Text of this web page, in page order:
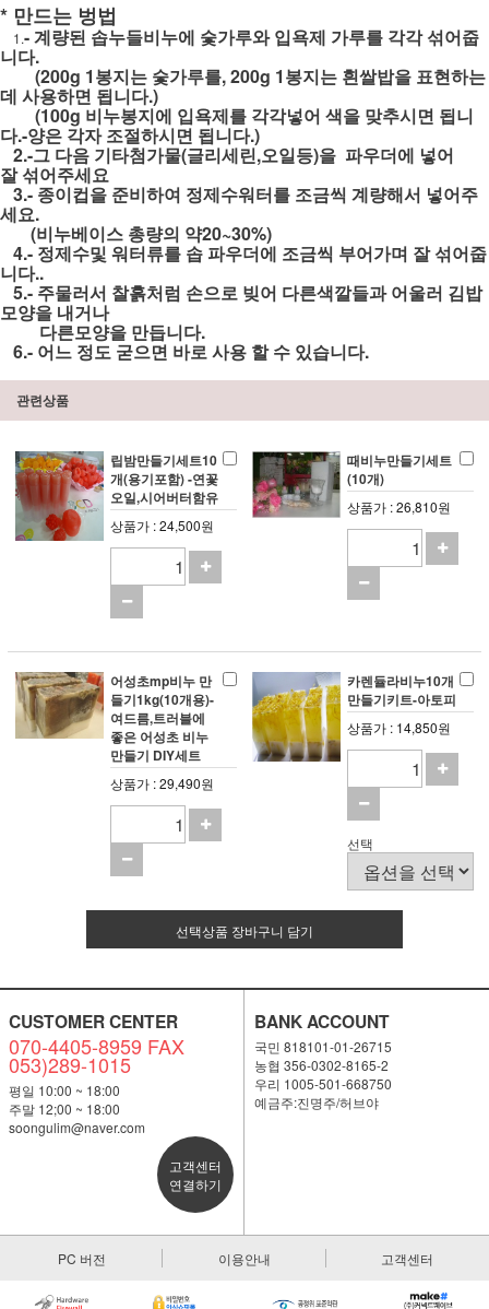
* 만드는 벙법
1.- 계량된 솝누들비누에 숯가루와 입욕제 가루를 각각 섞어줍
니다.
(200g 1봉지는 숯가루를, 200g 1봉지는 흰쌀밥을 표현하는
데 사용하면 됩니다.)
(100g 비누봉지에 입욕제를 각각넣어 색을 맞추시면 됩니
다.-양은 각자 조절하시면 됩니다.)
2.-그 다음 기타첨가물(글리세린,오일등)을 파우더에 넣어
잘 섞어주세요
3.- 종이컵을 준비하여 정제수워터를 조금씩 계량해서 넣어주
세요.
(비누베이스 총량의 약20~30%)
4.- 정제수및 워터류를 솝 파우더에 조금씩 부어가며 잘 섞어줍
니다..
5.- 주물러서 찰흙처럼 손으로 빚어 다른색깔들과 어울러 김밥
모양을 내거나
다른모양을 만듭니다.
6.- 어느 정도 굳으면 바로 사용 할 수 있습니다.
관련상품
립밤만들기세트10
개(용기포함) -연꽃
오일,시어버터함유
상품가 : 24,500원
때비누만들기세트
(10개)
상품가 : 26,810원
어성초mp비누 만
들기1kg(10개용)-
여드름,트러블에
좋은 어성초 비누
만들기 DIY세트
상품가 : 29,490원
카렌듈라비누10개
만들기키트-아토피
상품가 : 14,850원
선택
선택상품 장바구니 담기
CUSTOMER CENTER
070-4405-8959 FAX
053)289-1015
평일 10:00 ~ 18:00
주말 12;00 ~ 18:00
soongulim@naver.com
고객센터
연결하기
BANK ACCOUNT
국민 818101-01-26715
농협 356-0302-8165-2
우리 1005-501-668750
예금주:진명주/허브야
PC 버전 이용안내 고객센터